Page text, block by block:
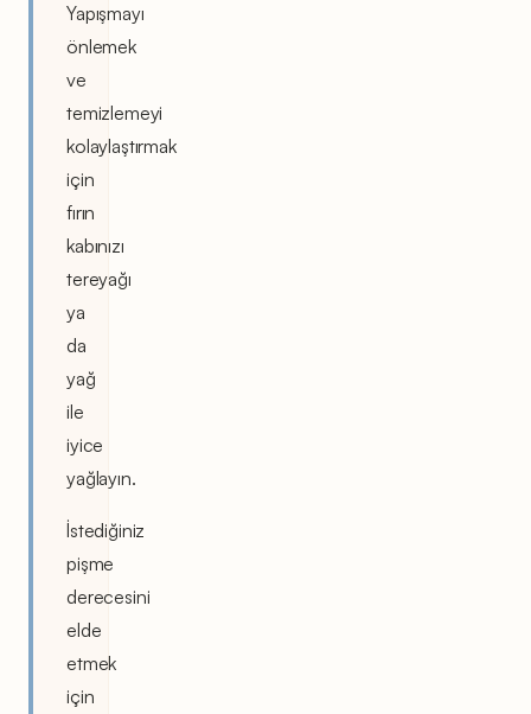
Yapışmayı
önlemek
ve
temizlemeyi
kolaylaştırmak
için
fırın
kabınızı
tereyağı
ya
da
yağ
ile
iyice
yağlayın.
İstediğiniz
pişme
derecesini
elde
etmek
için